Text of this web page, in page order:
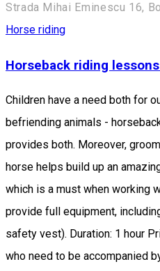
Strada Mihai Eminescu 16,
Horse riding
Horseback riding
Children have a need both for
befriending animals -
provides both. Moreover,
horse helps build up an
which is a must when working
provide full equipment,
safety vest). Duration: 1 hour
who need to be accompanied